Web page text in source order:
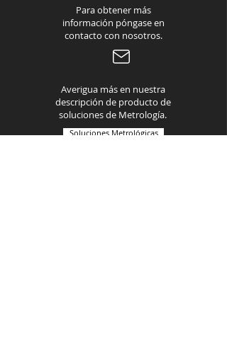
Para obtener más
información póngase en
contacto con nosotros.
Averigua más en nuestra
descripción de producto de
soluciones de Metrología.
Soluciones Metrológicas